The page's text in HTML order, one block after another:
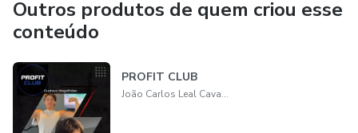
Outros produtos de quem criou esse
conteúdo
PROFIT CLUB
João Carlos Leal Cavalcante